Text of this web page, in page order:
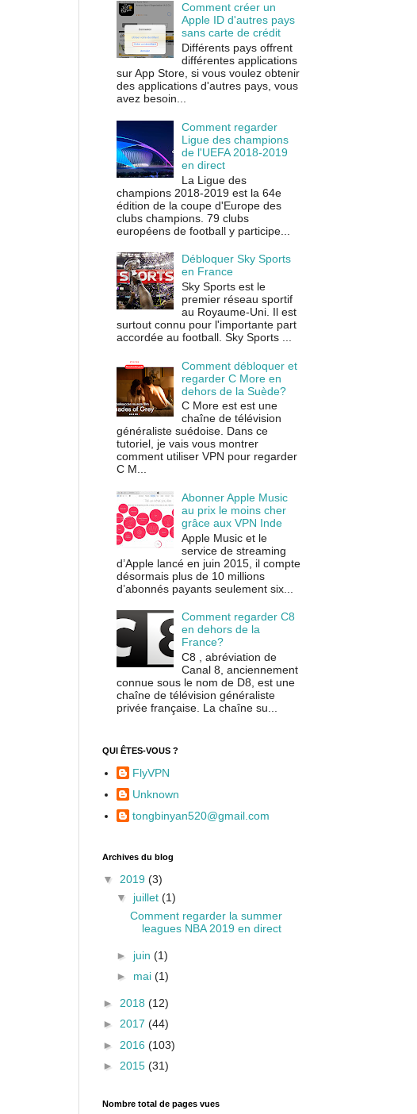
Comment créer un
Apple ID d'autres pays
sans carte de crédit
Différents pays offrent
différentes applications
sur App Store, si vous voulez obtenir
des applications d'autres pays, vous
avez besoin...
Comment regarder
Ligue des champions
de l'UEFA 2018-2019
en direct
La Ligue des
champions 2018-2019 est la 64e
édition de la coupe d'Europe des
clubs champions. 79 clubs
européens de football y participe...
Débloquer Sky Sports
en France
Sky Sports est le
premier réseau sportif
au Royaume-Uni. Il est
surtout connu pour l'importante part
accordée au football. Sky Sports ...
Comment débloquer et
regarder C More en
dehors de la Suède?
C More est est une
chaîne de télévision
généraliste suédoise. Dans ce
tutoriel, je vais vous montrer
comment utiliser VPN pour regarder
C M...
Abonner Apple Music
au prix le moins cher
grâce aux VPN Inde
Apple Music et le
service de streaming
d’Apple lancé en juin 2015, il compte
désormais plus de 10 millions
d’abonnés payants seulement six...
Comment regarder C8
en dehors de la
France?
C8 , abréviation de
Canal 8, anciennement
connue sous le nom de D8, est une
chaîne de télévision généraliste
privée française. La chaîne su...
QUI ÊTES-VOUS ?
FlyVPN
Unknown
tongbinyan520@gmail.com
Archives du blog
▼ 2019 (3)
▼ juillet (1)
Comment regarder la summer
leagues NBA 2019 en direct
► juin (1)
► mai (1)
► 2018 (12)
► 2017 (44)
► 2016 (103)
► 2015 (31)
Nombre total de pages vues